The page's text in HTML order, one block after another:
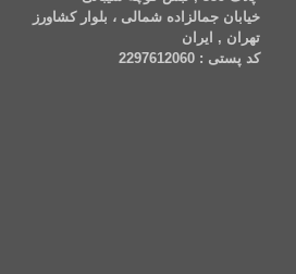
خیابان جمالزاده شمالی ، بلوار کشاورز
تهران , ایران
کد پستی : 2297612060